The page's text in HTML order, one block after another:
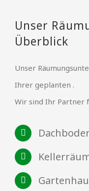
Unser
Überblick
Unser
Ihrer geplanten .
Wir sind Ihr Partner